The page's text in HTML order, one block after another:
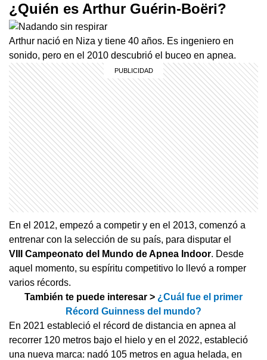
¿Quién es Arthur Guérin-Boëri?
Arthur nació en Niza y tiene 40 años. Es ingeniero en
sonido, pero en el 2010 descubrió el buceo en apnea.
En el 2012, empezó a competir y en el 2013, comenzó a
entrenar con la selección de su país, para disputar el
VIII Campeonato del Mundo de Apnea Indoor. Desde
aquel momento, su espíritu competitivo lo llevó a romper
varios récords.
También te puede interesar > ¿Cuál fue el primer
Récord Guinness del mundo?
En 2021 estableció el récord de distancia en apnea al
recorrer 120 metros bajo el hielo y en el 2022, estableció
una nueva marca: nadó 105 metros en agua helada, en